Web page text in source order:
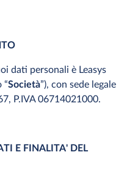
dati personali è Leasys
“Società”), con sede legale
P.IVA 06714021000.
E FINALITA' DEL